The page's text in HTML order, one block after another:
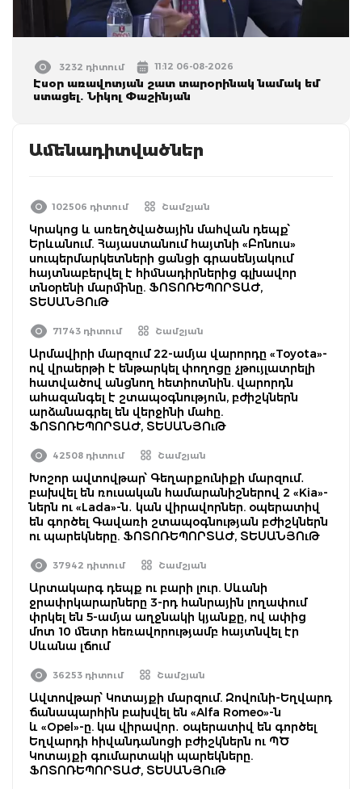
3232 դիտում 11:12 06-08-2026
Էսօր առավոտյան շատ տարօրինակ նամակ եմ
ստացել. Նիկոլ Փաշինյան
Ամենադիտվածներ
102506 դիտում Շամշյան
Կրակոց և առեղծվածային մահվան դեպք՝
Երևանում. Հայաստանում հայտնի «Բոնուս»
սուպերմարկետների ցանցի գրասենյակում
հայտնաբերվել է հիմնադիրներից գլխավոր
տնօրենի մարմինը. ՖՈՏՈՌԵՊՈՐՏԱԺ,
ՏԵՍԱՆՅՈւԹ
71743 դիտում Շամշյան
Արմավիրի մարզում 22-ամյա վարորդը «Toyota»-
ով վրաերթի է ենթարկել փողոցը չթույլատրելի
հատվածով անցնող հետիոտնին. վարորդն
ահազանգել է շտապօգնություն, բժիշկներն
արձանագրել են վերջինի մահը.
ՖՈՏՈՌԵՊՈՐՏԱԺ, ՏԵՍԱՆՅՈւԹ
42508 դիտում Շամշյան
Խոշոր ավտովթար՝ Գեղարքունիքի մարզում․
բախվել են ռուսական համարանիշներով 2 «Kia»-
ներն ու «Lada»-ն․ կան վիրավորներ. օպերատիվ
են գործել Գավառի շտապօգնության բժիշկներն
ու պարեկները. ՖՈՏՈՌԵՊՈՐՏԱԺ, ՏԵՍԱՆՅՈւԹ
37942 դիտում Շամշյան
Արտակարգ դեպք ու բարի լուր. Սևանի
ջրափրկարարները 3-րդ հանրային լողափում
փրկել են 5-ամյա աղջնակի կյանքը, ով ափից
մոտ 10 մետր հեռավորությամբ հայտնվել էր
Սևանա լճում
36253 դիտում Շամշյան
Ավտովթար՝ Կոտայքի մարզում. Զովունի-Եղվարդ
ճանապարհին բախվել են «Alfa Romeo»-ն
և «Opel»-ը. կա վիրավոր․ օպերատիվ են գործել
Եղվարդի հիվանդանոցի բժիշկներն ու ՊԾ
Կոտայքի գումարտակի պարեկները.
ՖՈՏՈՌԵՊՈՐՏԱԺ, ՏԵՍԱՆՅՈւԹ